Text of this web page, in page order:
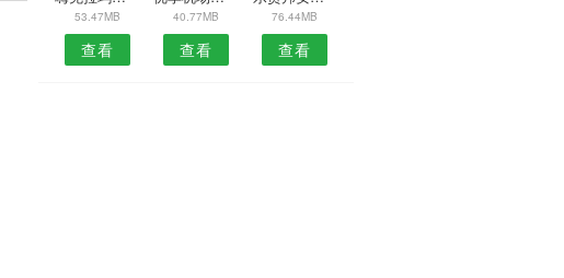
53.47MB
查看
40.77MB
查看
76.44MB
查看